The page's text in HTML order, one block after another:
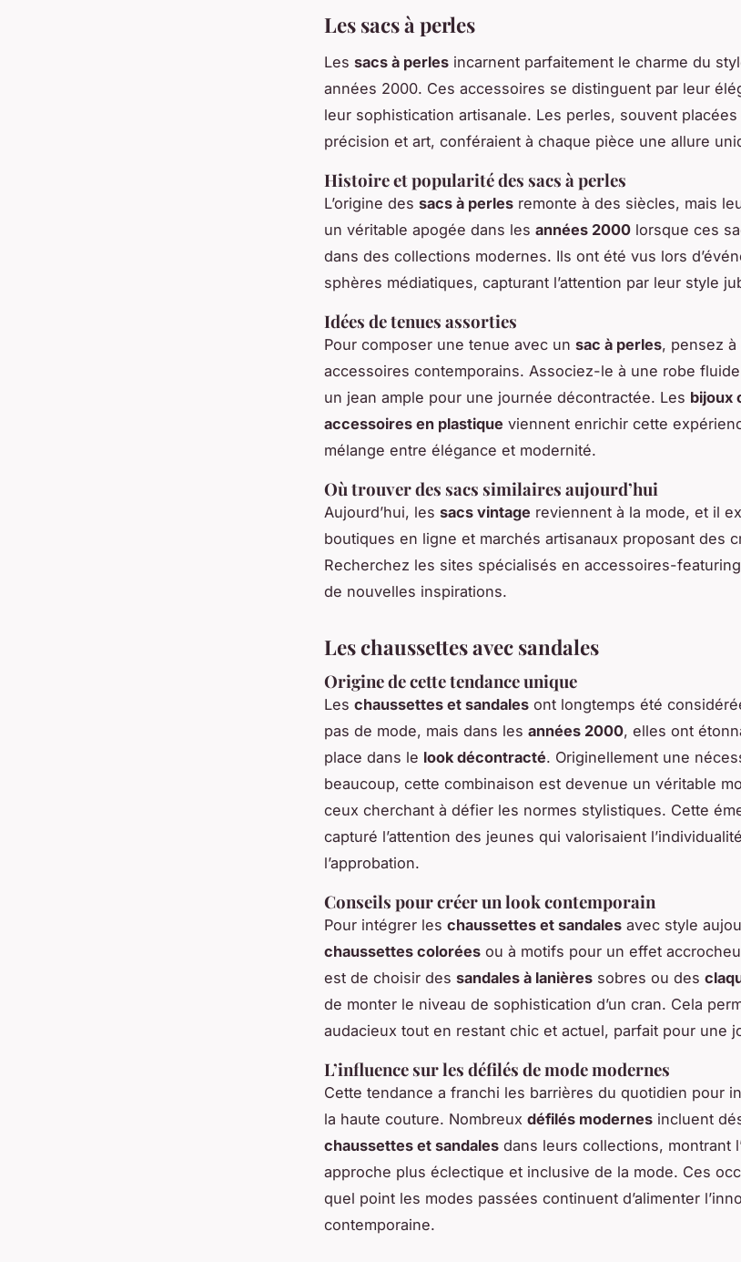
Les sacs à perles
Les sacs à perles incarnent parfaitement le charme du
années 2000. Ces accessoires se distinguent par leur
leur sophistication artisanale. Les perles, souvent
précision et art, conféraient à chaque pièce une allure
Histoire et popularité des sacs à perles
L’origine des sacs à perles remonte à des siècles, mais
un véritable apogée dans les années 2000 lorsque ces
dans des collections modernes. Ils ont été vus lors
sphères médiatiques, capturant l’attention par leur style
Idées de tenues assorties
Pour composer une tenue avec un sac à perles, pensez à
accessoires contemporains. Associez-le à une robe
un jean ample pour une journée décontractée. Les bijoux
accessoires en plastique viennent enrichir cette
mélange entre élégance et modernité.
Où trouver des sacs similaires aujourd’hui
Aujourd’hui, les sacs vintage reviennent à la mode, et il
boutiques en ligne et marchés artisanaux proposant des
Recherchez les sites spécialisés en accessoires-
de nouvelles inspirations.
Les chaussettes avec sandales
Origine de cette tendance unique
Les chaussettes et sandales ont longtemps été
pas de mode, mais dans les années 2000, elles ont
place dans le look décontracté. Originellement une
beaucoup, cette combinaison est devenue un véritable
ceux cherchant à défier les normes stylistiques. Cette
capturé l’attention des jeunes qui valorisaient
l’approbation.
Conseils pour créer un look contemporain
Pour intégrer les chaussettes et sandales avec style
chaussettes colorées ou à motifs pour un effet
est de choisir des sandales à lanières sobres ou des
de monter le niveau de sophistication d’un cran. Cela
audacieux tout en restant chic et actuel, parfait pour une
L’influence sur les défilés de mode modernes
Cette tendance a franchi les barrières du quotidien pour
la haute couture. Nombreux défilés modernes incluent
chaussettes et sandales dans leurs collections, montrant
approche plus éclectique et inclusive de la mode. Ces
quel point les modes passées continuent d’alimenter
contemporaine.